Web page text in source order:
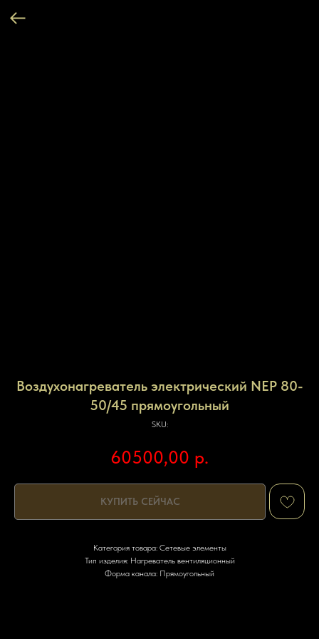
Воздухонагреватель электрический NEP 80-
50/45 прямоугольный
SKU:
60500,00 р.
КУПИТЬ СЕЙЧАС
Категория товара: Сетевые элементы
Тип изделия: Нагреватель вентиляционный
Форма канала: Прямоугольный